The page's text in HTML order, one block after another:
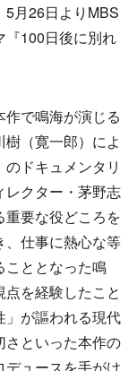
5月26日よりMBS
『100日後に別れ
で鳴海が演じる
（寛一郎）によ
ドキュメンタリ
レクター・茅野志
要な役どころを
、仕事に熱心な等
こととなった鳴
を経験したこと
」が謳われる現代
さといった本作の